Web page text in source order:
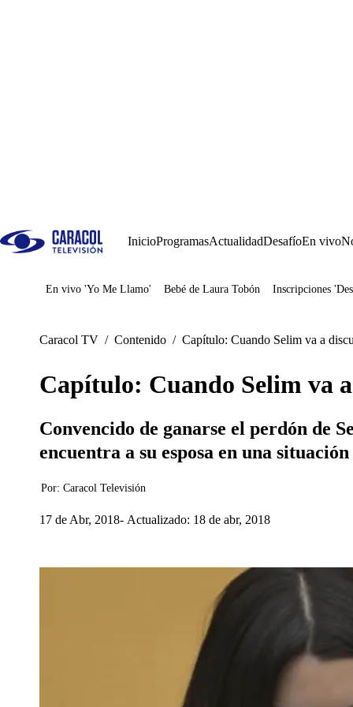
InicioProgramasActualidadDesafíoEn vivo
Juegos
En vivo 'Yo Me Llamo' Bebé de Laura Tobón Inscripciones
Caracol TV / Contenido / Capítulo: Cuando Selim va a
Capítulo: Cuando Selim va
Convencido de ganarse el perdón de
encuentra a su esposa en una
Por: Caracol Televisión
17 de Abr, 2018 Actualizado: 18 de abr, 2018